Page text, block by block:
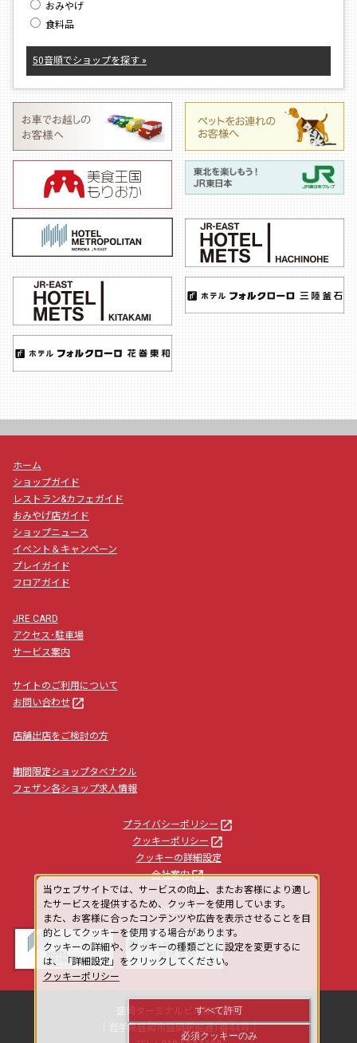
おみやげ
食料品
50音順でショップを探す »
ホーム
ショップガイド
レストラン&カフェガイド
おみやげ店ガイド
ショップニュース
イベント＆キャンペーン
プレイガイド
フロアガイド
JRE CARD
アクセス･駐車場
サービス案内
サイトのご利用について
お問い合わせ launch
店舗出店をご検討の方
期間限定ショップタベナクル
フェザン各ショップ求人情報
プライバシーポリシー launch
クッキーポリシー launch
クッキーの詳細設定
会社案内launch
facebooklaunch
盛岡ターミナルビル株式会社
｜岩手県盛岡市盛岡駅前通1番44号｜
当ウェブサイトでは、サービスの向上、またお客様により適し
たサービスを提供するため、クッキーを使用しています。
また、お客様に合ったコンテンツや広告を表示させることを目
的としてクッキーを使用する場合があります。
クッキーの詳細や、クッキーの種類ごとに設定を変更するに
は、「詳細設定」をクリックしてください。
クッキーポリシー
すべて許可
必須クッキーのみ